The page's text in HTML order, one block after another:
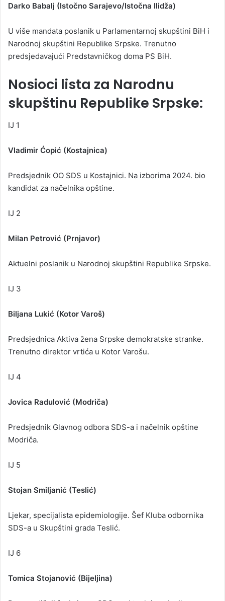
Darko Babalj (Istočno Sarajevo/Istočna Ilidža)
U više mandata poslanik u Parlamentarnoj skupštini BiH i
Narodnoj skupštini Republike Srpske. Trenutno
predsjedavajući Predstavničkog doma PS BiH.
Nosioci lista za Narodnu
skupštinu Republike Srpske:
IJ 1
Vladimir Ćopić (Kostajnica)
Predsjednik OO SDS u Kostajnici. Na izborima 2024. bio
kandidat za načelnika opštine.
IJ 2
Milan Petrović (Prnjavor)
Aktuelni poslanik u Narodnoj skupštini Republike Srpske.
IJ 3
Biljana Lukić (Kotor Varoš)
Predsjednica Aktiva žena Srpske demokratske stranke.
Trenutno direktor vrtića u Kotor Varošu.
IJ 4
Jovica Radulović (Modriča)
Predsjednik Glavnog odbora SDS-a i načelnik opštine
Modriča.
IJ 5
Stojan Smiljanić (Teslić)
Ljekar, specijalista epidemiologije. Šef Kluba odbornika
SDS-a u Skupštini grada Teslić.
IJ 6
Tomica Stojanović (Bijeljina)